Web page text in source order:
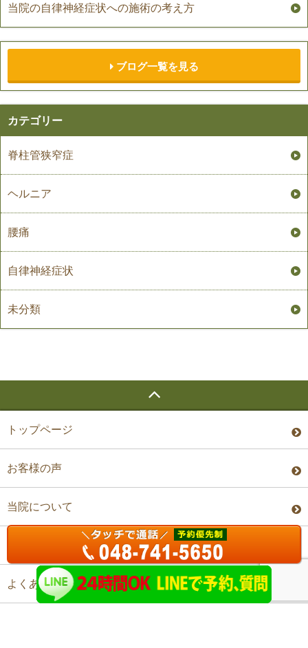
当院の自律神経症状への施術の考え方
ブログ一覧を見る
カテゴリー
脊柱管狭窄症
ヘルニア
腰痛
自律神経症状
未分類
トップページ
お客様の声
当院について
よくあるご質問